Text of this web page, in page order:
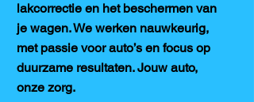
lakcorrectie en het beschermen van
je wagen. We werken nauwkeurig,
met passie voor auto’s en focus op
duurzame resultaten. Jouw auto,
onze zorg.